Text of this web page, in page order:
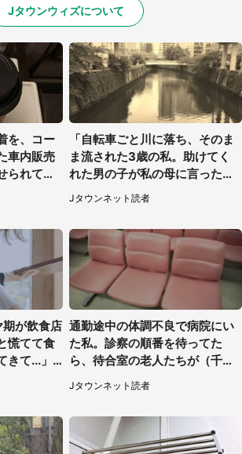
Jタウンウィズについて
を、コー
車内販売
られても
のは（神
「自転車ごと川に落ち、そのま
ま流された3歳の私。助けてく
れた男の子が私の母に言ったの
は...」（千葉県・20代女性）
Jタウンネット読者
期が飲食店
慌てて食
て...」
通勤途中の体調不良で病院にい
た私。診察の順番を待ってた
ら、待合室の老人たちが（千葉
県・50代男性）
Jタウンネット読者